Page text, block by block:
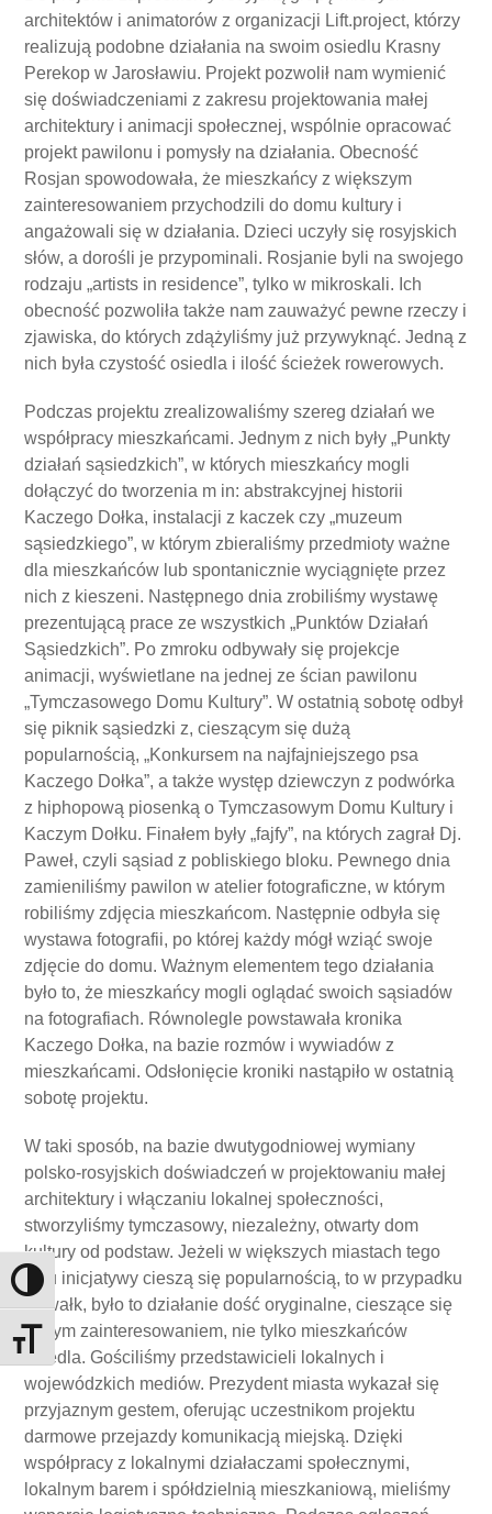
Toggle High Contrast
Toggle Font size
architektów i animatorów z organizacji Lift.project, którzy
realizują podobne działania na swoim osiedlu Krasny
Perekop w Jarosławiu. Projekt pozwolił nam wymienić
się doświadczeniami z zakresu projektowania małej
architektury i animacji społecznej, wspólnie opracować
projekt pawilonu i pomysły na działania. Obecność
Rosjan spowodowała, że mieszkańcy z większym
zainteresowaniem przychodzili do domu kultury i
angażowali się w działania. Dzieci uczyły się rosyjskich
słów, a dorośli je przypominali. Rosjanie byli na swojego
rodzaju „artists in residence”, tylko w mikroskali. Ich
obecność pozwoliła także nam zauważyć pewne rzeczy i
zjawiska, do których zdążyliśmy już przywyknąć. Jedną z
nich była czystość osiedla i ilość ścieżek rowerowych.
Podczas projektu zrealizowaliśmy szereg działań we
współpracy mieszkańcami. Jednym z nich były „Punkty
działań sąsiedzkich”, w których mieszkańcy mogli
dołączyć do tworzenia m in: abstrakcyjnej historii
Kaczego Dołka, instalacji z kaczek czy „muzeum
sąsiedzkiego”, w którym zbieraliśmy przedmioty ważne
dla mieszkańców lub spontanicznie wyciągnięte przez
nich z kieszeni. Następnego dnia zrobiliśmy wystawę
prezentującą prace ze wszystkich „Punktów Działań
Sąsiedzkich”. Po zmroku odbywały się projekcje
animacji, wyświetlane na jednej ze ścian pawilonu
„Tymczasowego Domu Kultury”. W ostatnią sobotę odbył
się piknik sąsiedzki z, cieszącym się dużą
popularnością, „Konkursem na najfajniejszego psa
Kaczego Dołka”, a także występ dziewczyn z podwórka
z hiphopową piosenką o Tymczasowym Domu Kultury i
Kaczym Dołku. Finałem były „fajfy”, na których zagrał Dj.
Paweł, czyli sąsiad z pobliskiego bloku. Pewnego dnia
zamieniliśmy pawilon w atelier fotograficzne, w którym
robiliśmy zdjęcia mieszkańcom. Następnie odbyła się
wystawa fotografii, po której każdy mógł wziąć swoje
zdjęcie do domu. Ważnym elementem tego działania
było to, że mieszkańcy mogli oglądać swoich sąsiadów
na fotografiach. Równolegle powstawała kronika
Kaczego Dołka, na bazie rozmów i wywiadów z
mieszkańcami. Odsłonięcie kroniki nastąpiło w ostatnią
sobotę projektu.
W taki sposób, na bazie dwutygodniowej wymiany
polsko-rosyjskich doświadczeń w projektowaniu małej
architektury i włączaniu lokalnej społeczności,
stworzyliśmy tymczasowy, niezależny, otwarty dom
kultury od podstaw. Jeżeli w większych miastach tego
typu inicjatywy cieszą się popularnością, to w przypadku
Suwałk, było to działanie dość oryginalne, cieszące się
dużym zainteresowaniem, nie tylko mieszkańców
osiedla. Gościliśmy przedstawicieli lokalnych i
wojewódzkich mediów. Prezydent miasta wykazał się
przyjaznym gestem, oferując uczestnikom projektu
darmowe przejazdy komunikacją miejską. Dzięki
współpracy z lokalnymi działaczami społecznymi,
lokalnym barem i spółdzielnią mieszkaniową, mieliśmy